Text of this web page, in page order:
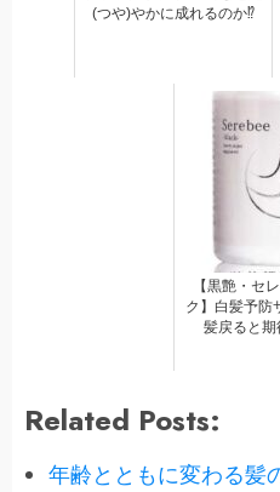
(つや)やかに成れるのか⁉
【黒艶・セ
ク】白髪予防
髪戻ると期
Related Posts:
年齢とともに変わる髪